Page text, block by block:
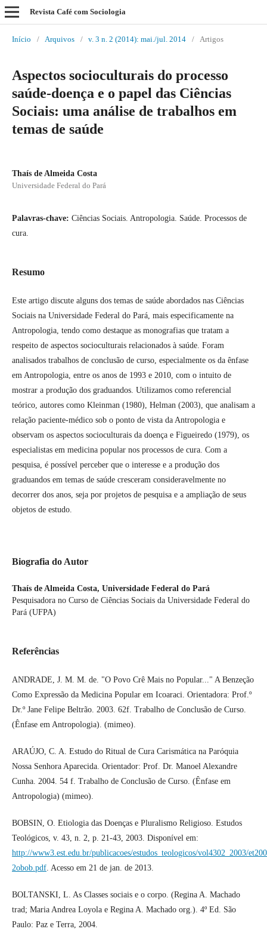
Revista Café com Sociologia
Início / Arquivos / v. 3 n. 2 (2014): mai./jul. 2014 / Artigos
Aspectos socioculturais do processo
saúde-doença e o papel das Ciências
Sociais: uma análise de trabalhos em
temas de saúde
Thaís de Almeida Costa
Universidade Federal do Pará
Palavras-chave: Ciências Sociais. Antropologia. Saúde. Processos de
cura.
Resumo
Este artigo discute alguns dos temas de saúde abordados nas Ciências
Sociais na Universidade Federal do Pará, mais especificamente na
Antropologia, tendo como destaque as monografias que tratam a
respeito de aspectos socioculturais relacionados à saúde. Foram
analisados trabalhos de conclusão de curso, especialmente os da ênfase
em Antropologia, entre os anos de 1993 e 2010, com o intuito de
mostrar a produção dos graduandos. Utilizamos como referencial
teórico, autores como Kleinman (1980), Helman (2003), que analisam a
relação paciente-médico sob o ponto de vista da Antropologia e
observam os aspectos socioculturais da doença e Figueiredo (1979), os
especialistas em medicina popular nos processos de cura. Com a
pesquisa, é possível perceber que o interesse e a produção dos
graduandos em temas de saúde cresceram consideravelmente no
decorrer dos anos, seja por projetos de pesquisa e a ampliação de seus
objetos de estudo.
Biografia do Autor
Thaís de Almeida Costa, Universidade Federal do Pará
Pesquisadora no Curso de Ciências Sociais da Universidade Federal do
Pará (UFPA)
Referências
ANDRADE, J. M. M. de. "O Povo Crê Mais no Popular..." A Benzeção
Como Expressão da Medicina Popular em Icoaraci. Orientadora: Prof.º
Dr.º Jane Felipe Beltrão. 2003. 62f. Trabalho de Conclusão de Curso.
(Ênfase em Antropologia). (mimeo).
ARAÚJO, C. A. Estudo do Ritual de Cura Carismática na Paróquia
Nossa Senhora Aparecida. Orientador: Prof. Dr. Manoel Alexandre
Cunha. 2004. 54 f. Trabalho de Conclusão de Curso. (Ênfase em
Antropologia) (mimeo).
BOBSIN, O. Etiologia das Doenças e Pluralismo Religioso. Estudos
Teológicos, v. 43, n. 2, p. 21-43, 2003. Disponível em:
http://www3.est.edu.br/publicacoes/estudos_teologicos/vol4302_2003/
2obob.pdf. Acesso em 21 de jan. de 2013.
BOLTANSKI, L. As Classes sociais e o corpo. (Regina A. Machado
trad; Maria Andrea Loyola e Regina A. Machado org.). 4º Ed. São
Paulo: Paz e Terra, 2004.